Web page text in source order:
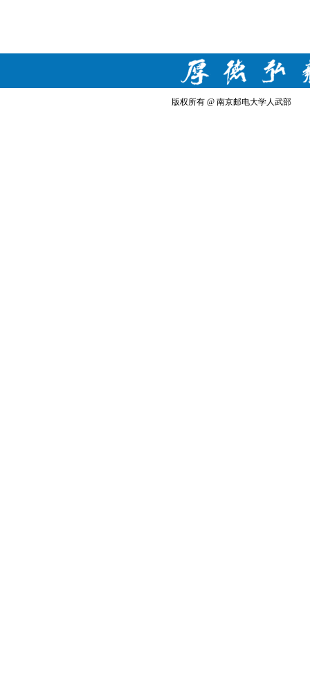
版权所有 @ 南京邮电大学人武